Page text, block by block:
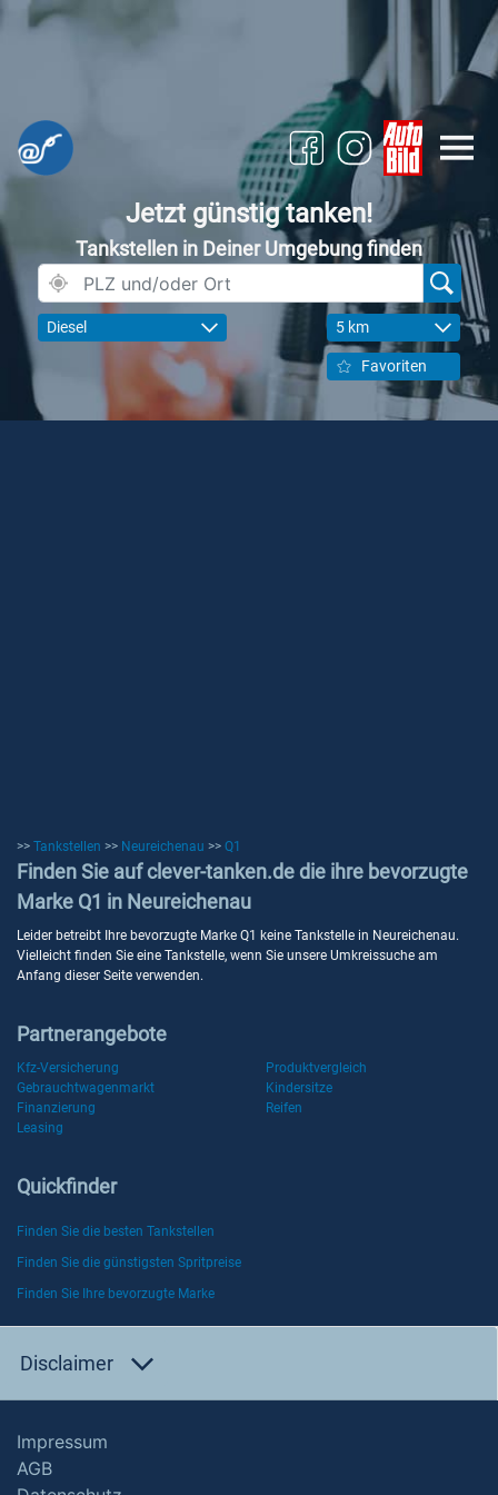
Jetzt günstig tanken!
Tankstellen in Deiner Umgebung finden
Diesel 5 km
Favoriten
>> Tankstellen >> Neureichenau >> Q1
Finden Sie auf clever-tanken.de die ihre bevorzugte
Marke Q1 in Neureichenau
Leider betreibt Ihre bevorzugte Marke Q1 keine Tankstelle in Neureichenau.
Vielleicht finden Sie eine Tankstelle, wenn Sie unsere Umkreissuche am
Anfang dieser Seite verwenden.
Partnerangebote
Kfz-Versicherung
Produktvergleich
Gebrauchtwagenmarkt
Kindersitze
Finanzierung
Reifen
Leasing
Quickfinder
Finden Sie die besten Tankstellen
Finden Sie die günstigsten Spritpreise
Finden Sie Ihre bevorzugte Marke
Disclaimer
Impressum
AGB